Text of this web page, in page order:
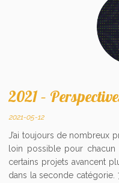
2021 –
2021-05-12
J’ai toujours de nombreux
loin possible pour
certains projets avancent
dans la seconde